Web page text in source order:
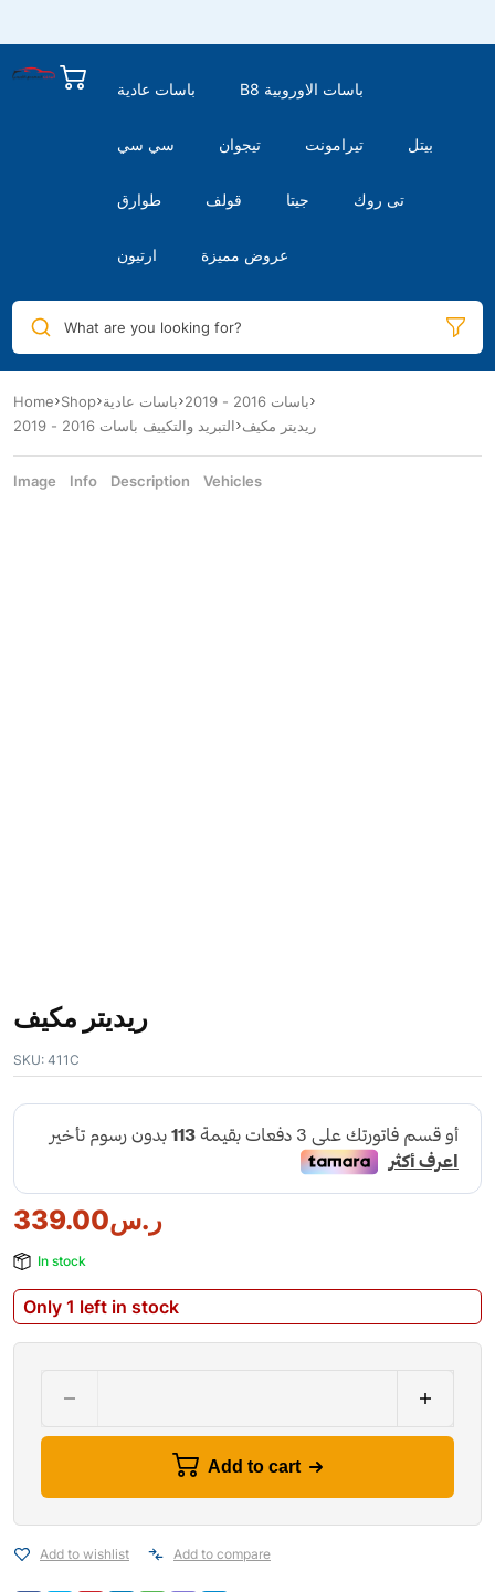
باسات عادية B8 باسات الاوروبية
سي سي تيجوان تيرامونت بيتل
طوارق قولف جيتا تى روك
ارتيون عروض مميزة
What are you looking for?
Home Shop باسات عادية
باسات 2016 - 2019
التبريد والتكييف باسات 2016 - 2019 ريديتر مكيف
Image Info Description Vehicles
ريديتر مكيف
SKU: 411C
ر.س339.00
In stock
Only 1 left in stock
Add to cart
Add to wishlist Add to compare